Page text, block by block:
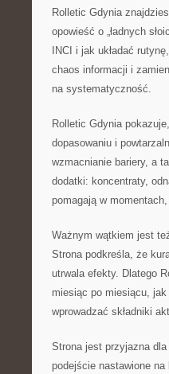
Rolletic Gdynia
opowieść o „ładnych
INCI i jak układać
chaos informacji i
na systematyczność.
Rolletic Gdynia
dopasowaniu i
wzmacnianie bariery, a
dodatki: koncentraty,
pomagają w
Ważnym wątkiem jest
Strona podkreśla, że
utrwala efekty. Dlatego
miesiąc po miesiącu,
wprowadzać składniki
Strona jest przyjazna
podejście nastawione